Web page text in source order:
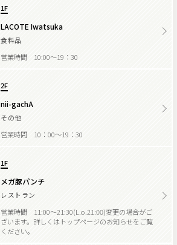
1F
LACOTE Iwatsuka
食料品
営業時間 10:00～19：30
2F
nii-gachA
その他
営業時間 10：00～19：30
1F
メガ豚パンチ
レストラン
営業時間 11:00～21:30(L.o.21:00)変更の場合がご
ざいます。詳しくはトップページのお知らせをご覧
ください。